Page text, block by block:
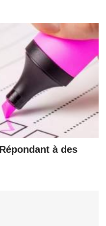
à des